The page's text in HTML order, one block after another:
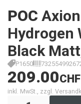
POC
Hydrogen
Black
P1650
209.00CHF
inkl. MwSt., zzgl.